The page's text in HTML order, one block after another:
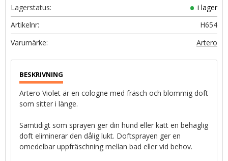
Lagerstatus
i lager
Artikelnr
H654
Artero
Artero Violet är en cologne med fräsch och blommig doft
som sitter i länge.
Samtidigt som sprayen ger din hund eller katt en behaglig
doft eliminerar den dålig lukt. Doftsprayen ger en
omedelbar uppfräschning mellan bad eller vid behov.